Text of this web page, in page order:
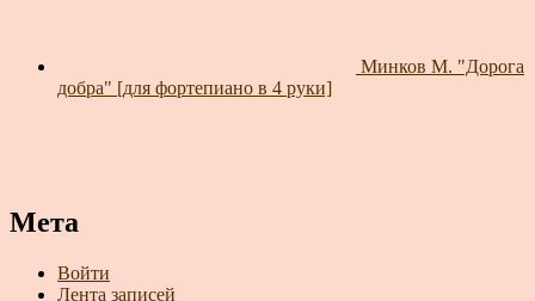
Минков М. "Дорога
добра" [для фортепиано в 4 руки]
Мета
Войти
Лента записей